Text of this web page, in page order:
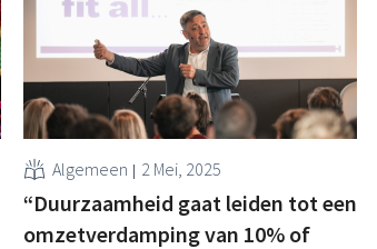
Algemeen 2 Mei, 2025
“Duurzaamheid gaat leiden tot een
omzetverdamping van 10% of